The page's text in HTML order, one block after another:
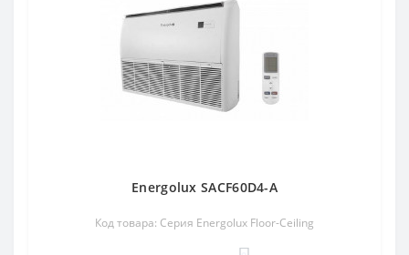
Energolux SACF60D4-A
Код товара: Серия Energolux Floor-Ceiling